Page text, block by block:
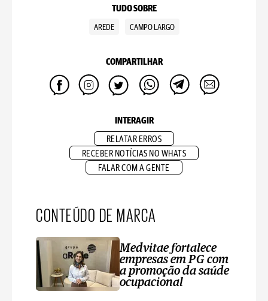
TUDO SOBRE
AREDE CAMPO LARGO
COMPARTILHAR
INTERAGIR
RELATAR ERROS
RECEBER NOTÍCIAS NO WHATS
FALAR COM A GENTE
CONTEÚDO DE MARCA
Medvitae fortalece
empresas em PG com
a promoção da saúde
ocupacional